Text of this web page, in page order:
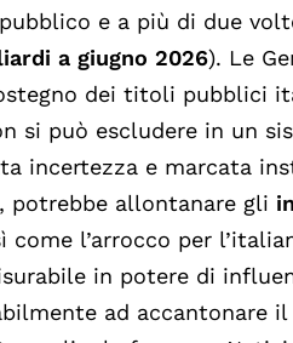
e a più di due
a giugno 2026). Le
dei titoli pubblici
si può escludere in un
incertezza e marcata
potrebbe allontanare gli
l’arrocco per
in potere di
ad accantonare